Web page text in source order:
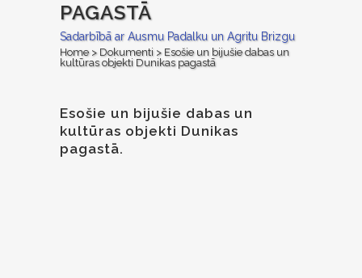
PAGASTĀ
Sadarbībā ar Ausmu Padalku un Agritu Brizgu
Home> Dokumenti > Esošie un bijušie dabas un
kultūras objekti Dunikas pagastā
Esošie un bijušie dabas un
kultūras objekti Dunikas
pagastā.